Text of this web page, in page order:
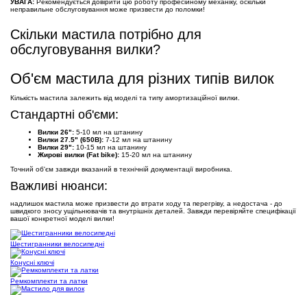
УВАГА: Рекомендується довірити цю роботу професійному механіку, оскільки
неправильне обслуговування може призвести до поломки!
Скільки мастила потрібно для
обслуговування вилки?
Об'єм мастила для різних типів вилок
Кількість мастила залежить від моделі та типу амортизаційної вилки.
Стандартні об'єми:
Вилки 26": 5-10 мл на штанину
Вилки 27.5" (650B): 7-12 мл на штанину
Вилки 29": 10-15 мл на штанину
Жирові вилки (Fat bike): 15-20 мл на штанину
Точний об'єм завжди вказаний в технічній документації виробника.
Важливі нюанси:
надлишок мастила може призвести до втрати ходу та перегріву, а недостача - до
швидкого зносу ущільнювачів та внутрішніх деталей. Завжди перевіряйте специфікації
вашої конкретної моделі вилки!
Шестигранники велосипедні
Конусні ключі
Ремкомплекти та латки